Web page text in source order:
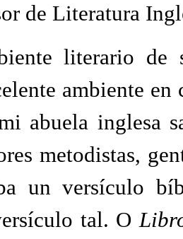
de Literatura
literario de
ambiente
abuela inglesa
metodistas,
un versículo
tal. O